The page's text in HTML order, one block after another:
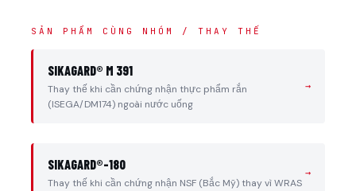
SẢN PHẨM CÙNG NHÓM / THAY THẾ
SIKAGARD® M 391
Thay thế khi cần chứng nhận thực phẩm rắn
(ISEGA/DM174) ngoài nước uống
→
SIKAGARD®-180
Thay thế khi cần chứng nhận NSF (Bắc Mỹ) thay vì WRAS
→